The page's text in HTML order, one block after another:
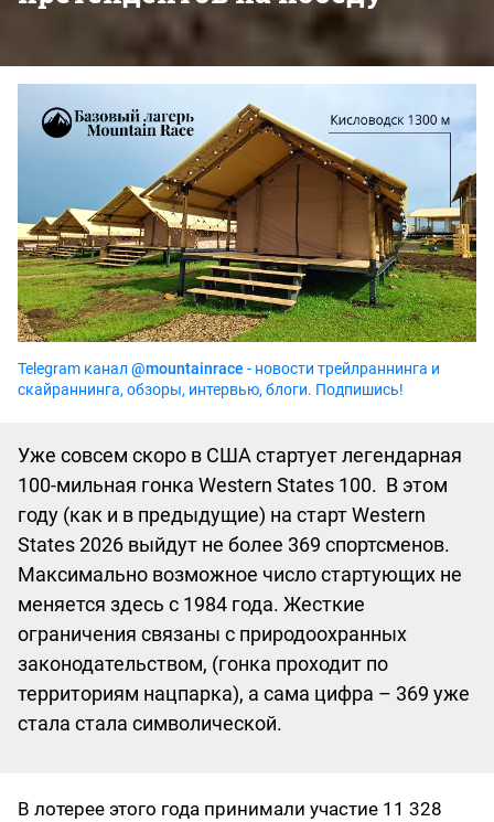
Telegram канал @mountainrace - новости трейлраннинга и
скайраннинга, обзоры, интервью, блоги. Подпишись!
Уже совсем скоро в США стартует легендарная
100-мильная гонка Western States 100. В этом
году (как и в предыдущие) на старт Western
States 2026 выйдут не более 369 спортсменов.
Максимально возможное число стартующих не
меняется здесь с 1984 года. Жесткие
ограничения связаны с природоохранных
законодательством, (гонка проходит по
территориям нацпарка), а сама цифра – 369 уже
стала стала символической.
В лотерее этого года принимали участие 11 328